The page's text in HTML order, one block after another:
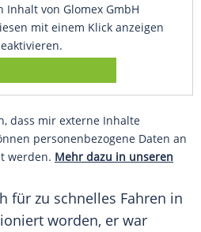
von Glomex GmbH
mit einem Klick anzeigen
dass mir externe Inhalte
personenbezogene Daten an
werden. Mehr dazu in unseren
für zu schnelles Fahren in
worden, er war